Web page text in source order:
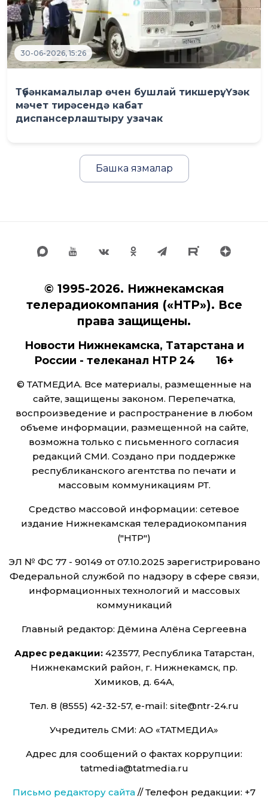
30-06-2026, 15:26
Түбәнкамалылар өчен бушлай тикшерү: Үзәк
мәчет тирәсендә кабат
диспансерлаштыру узачак
Башка язмалар
© 1995-2026. Нижнекамская
телерадиокомпания («НТР»). Все
права защищены.
Новости Нижнекамска, Татарстана и
России - телеканал НТР 24 16+
© ТАТМЕДИА. Все материалы, размещенные на
сайте, защищены законом. Перепечатка,
воспроизведение и распространение в любом
объеме информации, размещенной на сайте,
возможна только с письменного согласия
редакций СМИ. Создано при поддержке
республиканского агентства по печати и
массовым коммуникациям РТ.
Средство массовой информации: сетевое
издание Нижнекамская телерадиокомпания
("НТР")
ЭЛ № ФС 77 - 90149 от 07.10.2025 зарегистрировано
Федеральной службой по надзору в сфере связи,
информационных технологий и массовых
коммуникаций
Главный редактор: Дёмина Алёна Сергеевна
Адрес редакции:423577, Республика Татарстан,
Нижнекамский район, г. Нижнекамск, пр.
Химиков, д. 64А,
Тел. 8 (8555) 42-32-57, e-mail: site@ntr-24.ru
Учредитель СМИ: АО «ТАТМЕДИА»
Адрес для сообщений о фактах коррупции:
tatmedia@tatmedia.ru
Письмо редактору сайта // Телефон редакции: +7